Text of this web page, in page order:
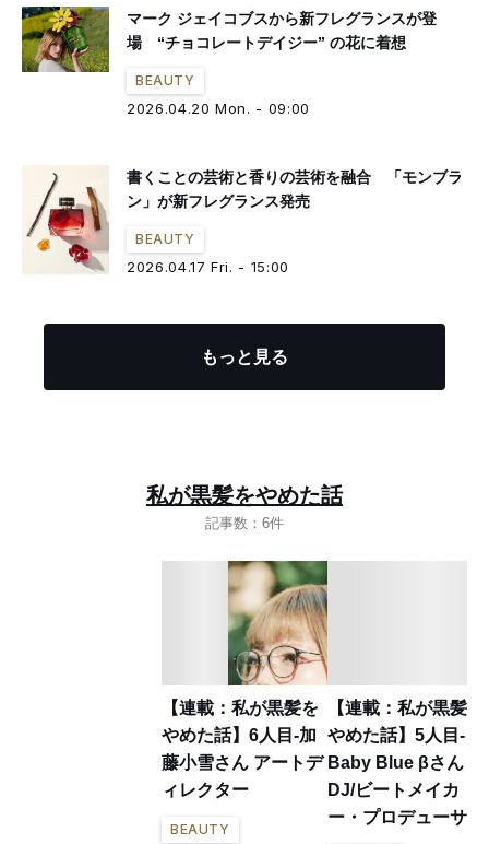
マーク ジェイコブスから新フレグランスが登
場 “チョコレートデイジー” の花に着想
BEAUTY
2026.04.20 Mon. - 09:00
書くことの芸術と香りの芸術を融合 「モンブラ
ン」が新フレグランス発売
BEAUTY
2026.04.17 Fri. - 15:00
もっと見る
私が黒髪をやめた話
記事数：6件
【連載：私が黒髪を
やめた話】6人目-加
藤小雪さん アートデ
ィレクター
BEAUTY
【連載：私が黒髪を
やめた話】5人目-
Baby Blue βさん
DJ/ビートメイカ
ー・プロデューサー